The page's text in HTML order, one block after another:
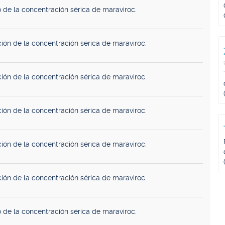
de la concentración sérica de maraviroc.
de la concentración sérica de maraviroc.
de la concentración sérica de maraviroc.
de la concentración sérica de maraviroc.
de la concentración sérica de maraviroc.
de la concentración sérica de maraviroc.
de la concentración sérica de maraviroc.